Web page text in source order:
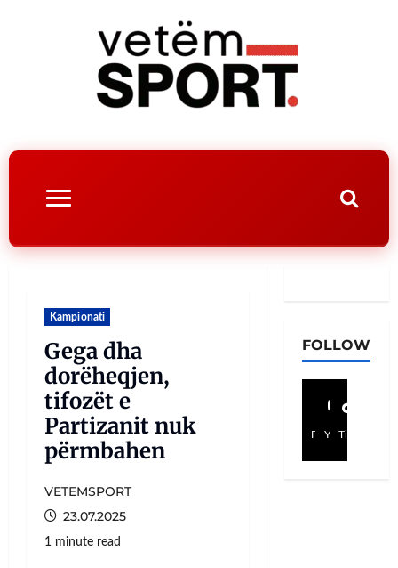
Kampionati
Gega dha
dorëheqjen,
tifozët e
Partizanit nuk
përmbahen
VETEMSPORT
23.07.2025
1 minute read
FOLLOW
Facebook
YouTube
TikTok